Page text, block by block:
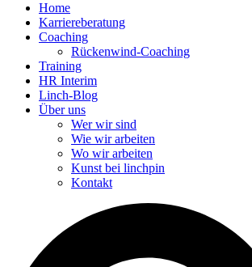
Home
Karriereberatung
Coaching
Rückenwind-Coaching
Training
HR Interim
Linch-Blog
Über uns
Wer wir sind
Wie wir arbeiten
Wo wir arbeiten
Kunst bei linchpin
Kontakt